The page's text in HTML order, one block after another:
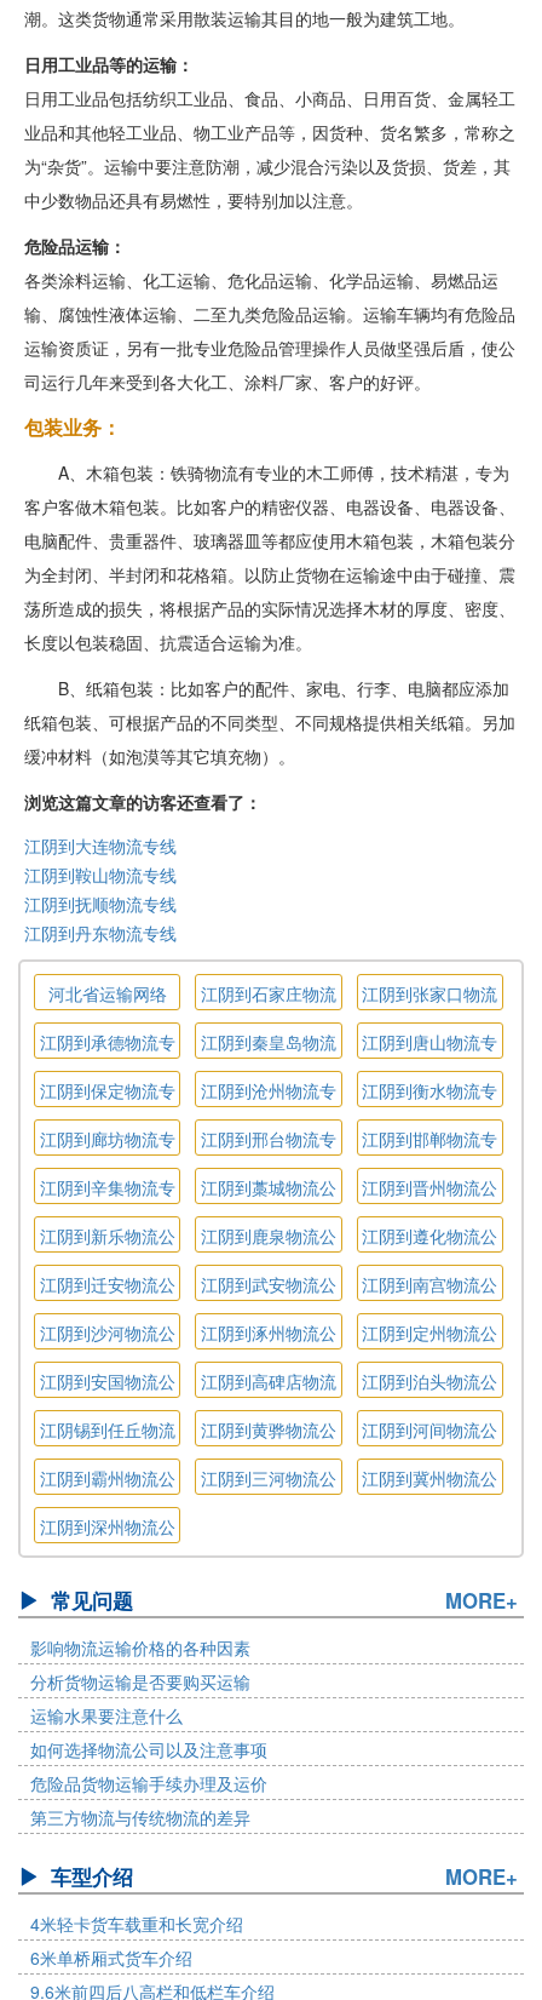
潮。这类货物通常采用散装运输其目的地一般为建筑工地。
日用工业品等的运输：
日用工业品包括纺织工业品、食品、小商品、日用百货、金属轻工
业品和其他轻工业品、物工业产品等，因货种、货名繁多，常称之
为“杂货”。运输中要注意防潮，减少混合污染以及货损、货差，其
中少数物品还具有易燃性，要特别加以注意。
危险品运输：
各类涂料运输、化工运输、危化品运输、化学品运输、易燃品运
输、腐蚀性液体运输、二至九类危险品运输。运输车辆均有危险品
运输资质证，另有一批专业危险品管理操作人员做坚强后盾，使公
司运行几年来受到各大化工、涂料厂家、客户的好评。
包装业务：
A、木箱包装：铁骑物流有专业的木工师傅，技术精湛，专为
客户客做木箱包装。比如客户的精密仪器、电器设备、电器设备、
电脑配件、贵重器件、玻璃器皿等都应使用木箱包装，木箱包装分
为全封闭、半封闭和花格箱。以防止货物在运输途中由于碰撞、震
荡所造成的损失，将根据产品的实际情况选择木材的厚度、密度、
长度以包装稳固、抗震适合运输为准。
B、纸箱包装：比如客户的配件、家电、行李、电脑都应添加
纸箱包装、可根据产品的不同类型、不同规格提供相关纸箱。另加
缓冲材料（如泡漠等其它填充物）。
浏览这篇文章的访客还查看了：
江阴到大连物流专线
江阴到鞍山物流专线
江阴到抚顺物流专线
江阴到丹东物流专线
河北省运输网络
江阴到石家庄物流
专线
江阴到张家口物流
专线
江阴到承德物流专
线
江阴到秦皇岛物流
专线
江阴到唐山物流专
线
江阴到保定物流专
线
江阴到沧州物流专
线
江阴到衡水物流专
线
江阴到廊坊物流专
线
江阴到邢台物流专
线
江阴到邯郸物流专
线
江阴到辛集物流专
线
江阴到藁城物流公
司
江阴到晋州物流公
司
江阴到新乐物流公
司
江阴到鹿泉物流公
司
江阴到遵化物流公
司
江阴到迁安物流公
司
江阴到武安物流公
司
江阴到南宫物流公
司
江阴到沙河物流公
司
江阴到涿州物流公
司
江阴到定州物流公
司
江阴到安国物流公
司
江阴到高碑店物流
公司
江阴到泊头物流公
司
江阴锡到任丘物流
公司
江阴到黄骅物流公
司
江阴到河间物流公
司
江阴到霸州物流公
司
江阴到三河物流公
江阴到冀州物流公
江阴到深州物流公
司
常见问题 MORE+
影响物流运输价格的各种因素
分析货物运输是否要购买运输
运输水果要注意什么
如何选择物流公司以及注意事项
危险品货物运输手续办理及运价
第三方物流与传统物流的差异
车型介绍 MORE+
4米轻卡货车载重和长宽介绍
6米单桥厢式货车介绍
9.6米前四后八高栏和低栏车介绍